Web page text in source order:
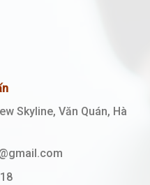
Skyline, Văn Quán, Hà